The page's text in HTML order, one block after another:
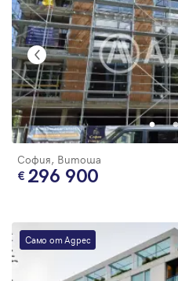
София, Витоша
296 900
Само от Адрес